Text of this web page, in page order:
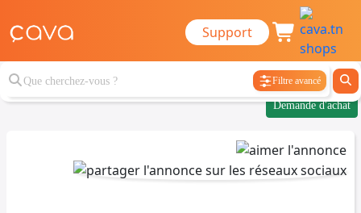
Support
Filtre avancé
Demande d'achat